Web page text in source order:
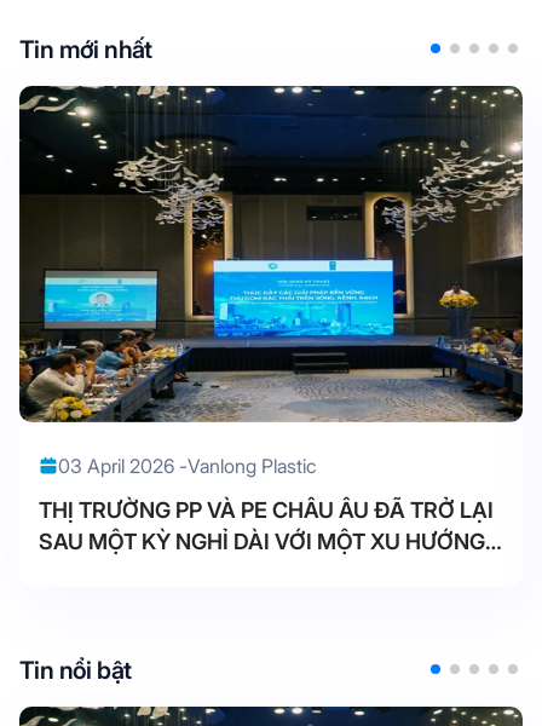
Tin mới nhất
03 April 2026 -Vanlong Plastic
THỊ TRƯỜNG PP VÀ PE CHÂU ÂU ĐÃ TRỞ LẠI
SAU MỘT KỲ NGHỈ DÀI VỚI MỘT XU HƯỚNG
Tin nổi bật